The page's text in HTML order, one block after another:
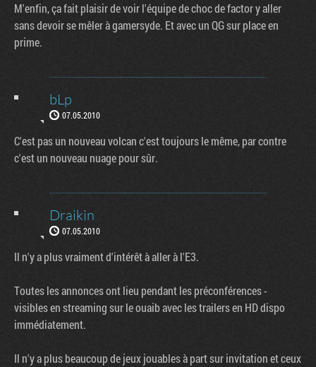
M'enfin, ça fait plaisir de voir l'équipe de choc de factor y aller
sans devoir se mêler à gamersyde. Et avec un QG sur place en
prime.
bLp
07.05.2010
C'est pas un nouveau volcan c'est toujours le même, par contre
c'est un nouveau nuage pour sûr.
Draikin
07.05.2010
Il n'y a plus vraiment d'intérêt à aller à l'E3.
Toutes les annonces ont lieu pendant les préconférences -
visibles en streaming sur le ouaib avec les trailers en HD dispo
immédiatement.
Il n'y a plus beaucoup de jeux jouables à part sur invitation et ceux